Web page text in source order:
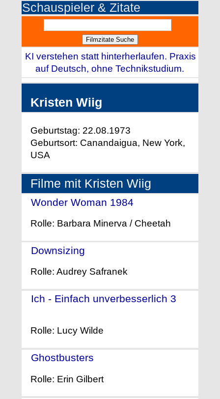
Schauspieler & Zitate
KI verstehen statt hinterherlaufen. Praxis
auf Deutsch, ohne Technikstudium.
Kristen Wiig
Geburtstag: 22.08.1973
Geburtsort: Canandaigua, New York,
USA
Filme mit Kristen Wiig
Wonder Woman 1984
Rolle: Barbara Minerva / Cheetah
Downsizing
Rolle: Audrey Safranek
Ich - Einfach unverbesserlich 3
Rolle: Lucy Wilde
Ghostbusters
Rolle: Erin Gilbert